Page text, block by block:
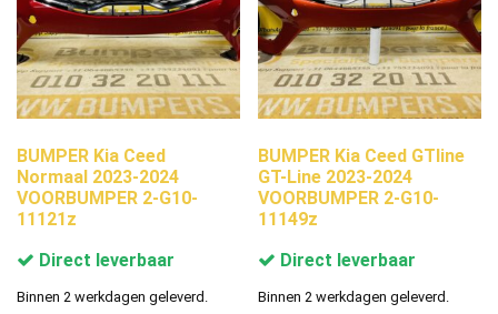
BUMPER Kia Ceed
Normaal 2023-2024
VOORBUMPER 2-G10-
11121z
Direct leverbaar
Binnen 2 werkdagen geleverd.
BUMPER Kia Ceed GTline
GT-Line 2023-2024
VOORBUMPER 2-G10-
11149z
Direct leverbaar
Binnen 2 werkdagen geleverd.